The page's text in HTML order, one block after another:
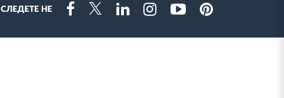
СЛЕДЕТЕ НЕ
FacebookTwitterLinkedinInstragramYoutubePinterest